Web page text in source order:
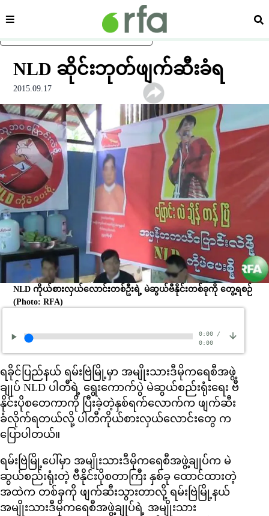
ပင်မအကြောင်းအရာသို့ ကျော်ရန်
ကဏ္ဍ ရှာ
NLD ဆိုင်းဘုတ်ဖျက်ဆီးခံရ
2015.09.17
NLD ကိုယ်စားလှယ်လောင်းတစ်ဦးရဲ့ မဲဆွယ်ဗီနိုင်းတစ်ခုကို တွေ့ရစဉ်
(Photo: RFA)
0:00/
0:00
ရခိုင်ပြည်နယ် ရမ်းဗြဲမြို့မှာ အမျိုးသားဒီမိုကရေစီအဖွဲ့
ချုပ် NLD ပါတီရဲ့ ရွေးကောက်ပွဲ မဲဆွယ်စည်းရုံးရေး ဗီ
နိုင်းပိုစတေကာကို ပြီးခဲ့တဲ့နှစ်ရက်လောက်က ဖျက်ဆီး
ခံလိုက်ရတယ်လို့ ပါတီကိုယ်စားလှယ်လောင်းတွေ က
ပြောပါတယ်။
ရမ်းဗြဲမြို့ပေါ်မှာ အမျိုးသားဒီမိုကရေစီအဖွဲ့ချုပ်က မဲ
ဆွယ်စည်းရုံးတဲ့ ဗီနိုင်းပိုစတာကြီး နှစ်ခု ထောင်ထားတဲ့
အထဲက တစ်ခုကို ဖျက်ဆီးသွားတာလို့ ရမ်းဗြဲမြို့နယ်
အမျိုးသားဒီမိုကရေစီအဖွဲ့ချုပ်ရဲ့ အမျိုးသား